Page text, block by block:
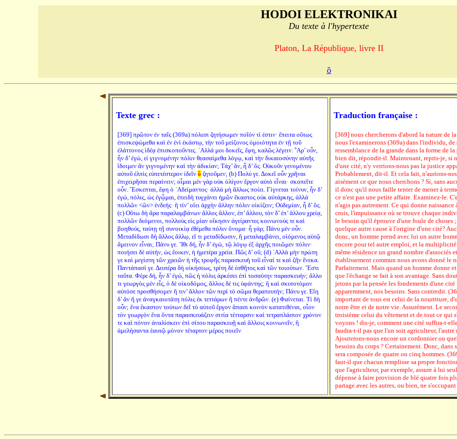
HODOI ELEKTRONIKAI
Du texte à l'hypertexte
Platon, La République, livre II
ὃ
Texte grec :
[369] πρῶτον ἐν ταῖς (369a) πόλεσι ζητήσωμεν ποῖόν τί ἐστιν· ἔπειτα οὕτως
ἐπισκεψώμεθα καὶ ἐν ἑνὶ ἑκάστῳ, τὴν τοῦ μείζονος ὁμοιότητα ἐν τῇ τοῦ
ἐλάττονος ἰδέᾳ ἐπισκοποῦντες. ᾿Αλλά μοι δοκεῖς, ἔφη, καλῶς λέγειν. ῏Αρ’ οὖν,
ἦν δ’ ἐγώ, εἰ γιγνομένην πόλιν θεασαίμεθα λόγῳ, καὶ τὴν δικαιοσύνην αὐτῆς
ἴδοιμεν ἂν γιγνομένην καὶ τὴν ἀδικίαν; Τάχ’ ἄν, ἦ δ’ ὅς. Οὐκοῦν γενομένου
αὐτοῦ ἐλπὶς εὐπετέστερον ἰδεῖν ὃ ζητοῦμεν; (b) Πολύ γε. Δοκεῖ οὖν χρῆναι
ἐπιχειρῆσαι περαίνειν; οἶμαι μὲν γὰρ οὐκ ὀλίγον ἔργον αὐτὸ εἶναι· σκοπεῖτε
οὖν. ῎Εσκεπται, ἔφη ὁ ᾿Αδείμαντος· ἀλλὰ μὴ ἄλλως ποίει. Γίγνεται τοίνυν, ἦν δ’
ἐγώ, πόλις, ὡς ἐγᾦμαι, ἐπειδὴ τυγχάνει ἡμῶν ἕκαστος οὐκ αὐτάρκης, ἀλλὰ
πολλῶν <ὢν> ἐνδεής· ἢ τίν’ οἴει ἀρχὴν ἄλλην πόλιν οἰκίζειν; Οὐδεμίαν, ἦ δ’ ὅς.
(c) Οὕτω δὴ ἄρα παραλαμβάνων ἄλλος ἄλλον, ἐπ’ ἄλλου, τὸν δ’ ἐπ’ ἄλλου χρείᾳ,
πολλῶν δεόμενοι, πολλοὺς εἰς μίαν οἴκησιν ἀγείραντες κοινωνούς τε καὶ
βοηθούς, ταύτῃ τῇ συνοικίᾳ ἐθέμεθα πόλιν ὄνομα· ἦ γάρ; Πάνυ μὲν οὖν.
Μεταδίδωσι δὴ ἄλλος ἄλλῳ, εἴ τι μεταδίδωσιν, ἢ μεταλαμβάνει, οἰόμενος αὑτῷ
ἄμεινον εἶναι; Πάνυ γε. ῎Ιθι δή, ἦν δ’ ἐγώ, τῷ λόγῳ ἐξ ἀρχῆς ποιῶμεν πόλιν·
ποιήσει δὲ αὐτήν, ὡς ἔοικεν, ἡ ἡμετέρα χρεία. Πῶς δ’ οὔ; (d) ᾿Αλλὰ μὴν πρώτη
γε καὶ μεγίστη τῶν χρειῶν ἡ τῆς τροφῆς παρασκευὴ τοῦ εἶναί τε καὶ ζῆν ἕνεκα.
Παντάπασί γε. Δευτέρα δὴ οἰκήσεως, τρίτη δὲ ἐσθῆτος καὶ τῶν τοιούτων. ῎Εστι
ταῦτα. Φέρε δή, ἦν δ’ ἐγώ, πῶς ἡ πόλις ἀρκέσει ἐπὶ τοσαύτην παρασκευήν; ἄλλο
τι γεωργὸς μὲν εἷς, ὁ δὲ οἰκοδόμος, ἄλλος δέ τις ὑφάντης; ἢ καὶ σκυτοτόμον
αὐτόσε προσθήσομεν ἤ τιν’ ἄλλον τῶν περὶ τὸ σῶμα θεραπευτήν; Πάνυ γε. Εἴη
δ’ ἂν ἥ γε ἀναγκαιοτάτη πόλις ἐκ τεττάρων ἢ πέντε ἀνδρῶν. (e) Φαίνεται. Τί δὴ
οὖν; ἕνα ἕκαστον τούτων δεῖ τὸ αὑτοῦ ἔργον ἅπασι κοινὸν κατατιθέναι, οἷον
τὸν γεωργὸν ἕνα ὄντα παρασκευάζειν σιτία τέτταρσιν καὶ τετραπλάσιον χρόνον
τε καὶ πόνον ἀναλίσκειν ἐπὶ σίτου παρασκευῇ καὶ ἄλλοις κοινωνεῖν, ἢ
ἀμελήσαντα ἑαυτῷ μόνον τέταρτον μέρος ποιεῖν
Traduction française :
[369] nous chercherons d'abord la nature de
nous l'examinerons (369a) dans l'individu, de
ressemblance de la grande dans la forme de
bien dit, répondit-il. Maintenant, repris-je, si
d'une cité, n'y verrions-nous pas la justice
Probablement, dit-il. Et cela fait, n'aurions-
aisément ce que nous cherchons ? Si, sans
il donc qu'il nous faille tenter de mener à
ce n'est pas une petite affaire. Examinez-le.
n'agis pas autrement. Ce qui donne naissance
crois, l'impuissance où se trouve chaque
le besoin qu'il éprouve d'une foule de choses
quelque autre cause à l'origine d'une cité?
donc, un homme prend avec lui un autre
encore pour tel autre emploi, et la multiplicité
même résidence un grand nombre d'associés
établissement commun nous avons donné le
Parfaitement. Mais quand un homme donne
que l'échange se fait à son avantage. Sans
jetons par la pensée les fondements d'une cité
apparemment, nos besoins. Sans contredit.
important de tous est celui de la nourriture,
notre être et de notre vie. Assurément. Le
troisième celui du vêtement et de tout ce qui
voyons ! dis-je, comment une cité suffira-t-
faudra-t-il pas que l'un soit agriculteur, l'autre
Ajouterons-nous encore un cordonnier ou
besoins du corps ? Certainement. Donc, dans
sera composée de quatre ou cinq hommes.
faut-il que chacun remplisse sa propre
que l'agriculteur, par exemple, assure à lui
dépense à faire provision de blé quatre fois
partage avec les autres, ou bien, ne